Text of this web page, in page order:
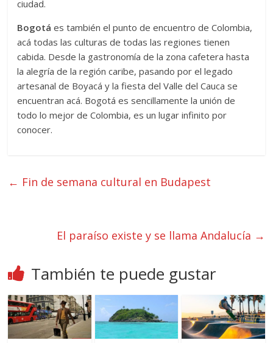
ciudad.
Bogotáes también el punto de encuentro de Colombia,
acá todas las culturas de todas las regiones tienen
cabida. Desde la gastronomía de la zona cafetera hasta
la alegría de la región caribe, pasando por el legado
artesanal de Boyacá y la fiesta del Valle del Cauca se
encuentran acá. Bogotá es sencillamente la unión de
todo lo mejor de Colombia, es un lugar infinito por
conocer.
← Fin de semana cultural en Budapest
El paraíso existe y se llama Andalucía →
También te puede gustar